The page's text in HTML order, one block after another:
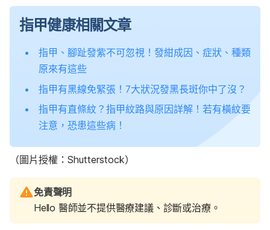
指甲健康相關文章
指甲、腳趾發紫不可忽視！發紺成因、症狀、種類
原來有這些
指甲有黑線免緊張！7大狀況發黑長斑你中了沒？
指甲有直條紋？指甲紋路與原因詳解！若有橫紋要
注意，恐患這些病！
（圖片授權：Shutterstock）
免責聲明
Hello 醫師並不提供醫療建議、診斷或治療。